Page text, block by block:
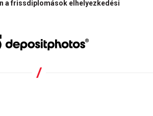
a frissdiplomások elhelyezkedési